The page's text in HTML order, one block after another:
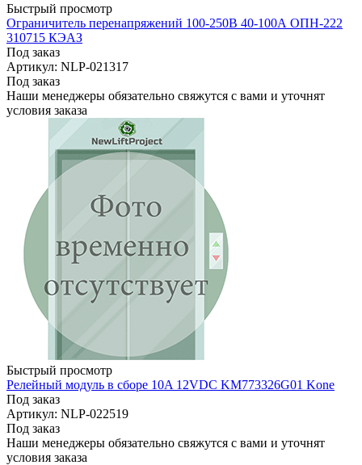
Быстрый просмотр
Ограничитель перенапряжений 100-250В 40-100А ОПН-222
310715 КЭАЗ
Под заказ
Артикул: NLP-021317
Под заказ
Наши менеджеры обязательно свяжутся с вами и уточнят
условия заказа
Быстрый просмотр
Релейный модуль в сборе 10A 12VDC KM773326G01 Kone
Под заказ
Артикул: NLP-022519
Под заказ
Наши менеджеры обязательно свяжутся с вами и уточнят
условия заказа